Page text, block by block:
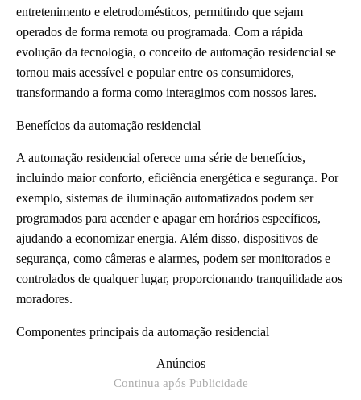
entretenimento e eletrodomésticos, permitindo que sejam
operados de forma remota ou programada. Com a rápida
evolução da tecnologia, o conceito de automação residencial se
tornou mais acessível e popular entre os consumidores,
transformando a forma como interagimos com nossos lares.
Benefícios da automação residencial
A automação residencial oferece uma série de benefícios,
incluindo maior conforto, eficiência energética e segurança. Por
exemplo, sistemas de iluminação automatizados podem ser
programados para acender e apagar em horários específicos,
ajudando a economizar energia. Além disso, dispositivos de
segurança, como câmeras e alarmes, podem ser monitorados e
controlados de qualquer lugar, proporcionando tranquilidade aos
moradores.
Componentes principais da automação residencial
Anúncios
Continua após Publicidade